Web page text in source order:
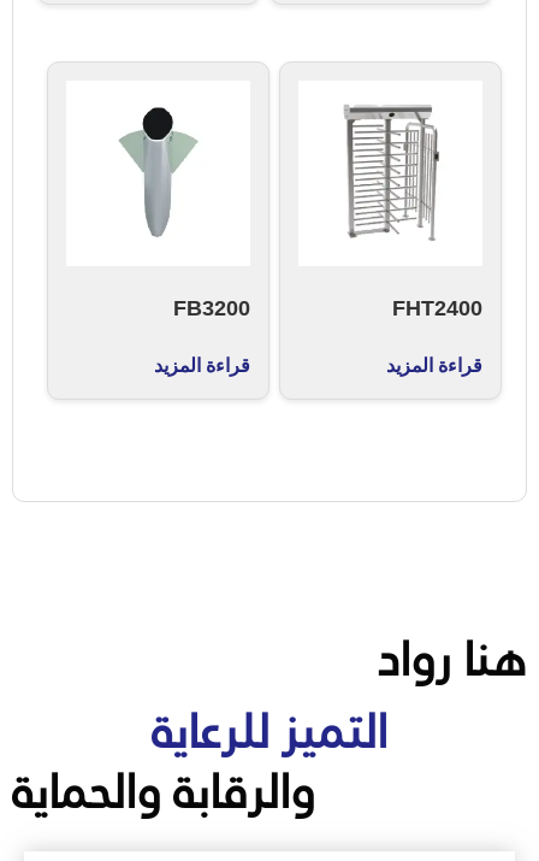
FHT2400
قراءة المزيد
FB3200
قراءة المزيد
هنا رواد
التميز للرعاية
والرقابة والحماية